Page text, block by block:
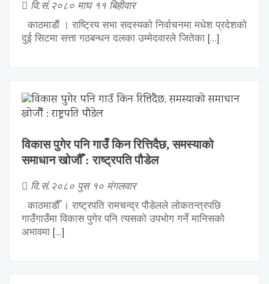
वि.सं.२०८० माघ ११ बिहीवार
काठमाडौं । राष्ट्रिय सभा सदस्यको निर्वाचनमा मधेश प्रदेशको
दुई सिटमा सत्ता गठबन्धन दलका उम्मेदवारले जितेका […]
विकास पुगेर पनि गाउँ किन रित्तिदैछ, समस्याको
समाधान खोजौँ : राष्ट्रपति पौडेल
वि.सं.२०८० पुस १० मंगलवार
काठमाडौँ । राष्ट्रपति रामचन्द्र पौडेलले लोकतन्त्रपछि
गाउँगाउँमा विकास पुगेर पनि त्यसको उपभोग गर्ने मानिसको
अभावमा […]